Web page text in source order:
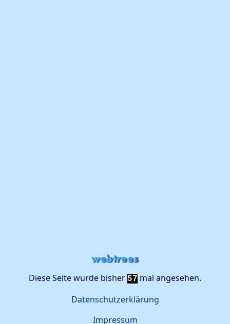
Diese Seite wurde bisher 57 mal angesehen.
Datenschutzerklärung
Impressum